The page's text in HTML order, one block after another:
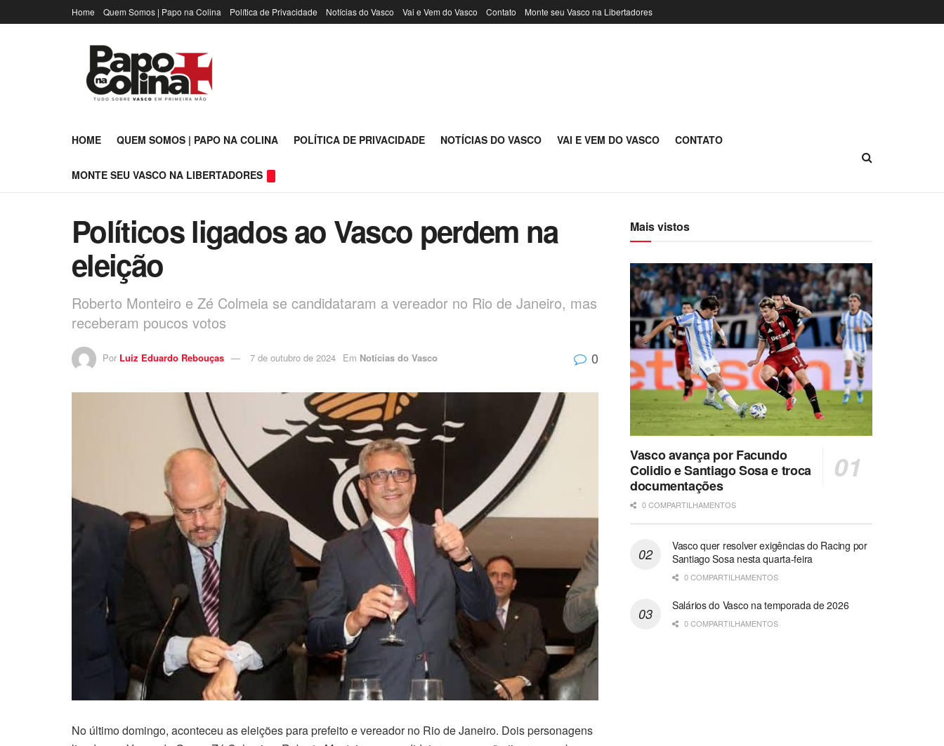
Home Quem Somos | Papo na Colina Política de Privacidade Notícias do Vasco Vai e Vem do Vasco Contato Monte seu Vasco na Libertadores
HOME QUEM SOMOS | PAPO NA COLINA POLÍTICA DE PRIVACIDADE NOTÍCIAS DO VASCO VAI E VEM DO VASCO CONTATO
MONTE SEU VASCO NA LIBERTADORES
Políticos ligados ao Vasco perdem na
eleição
Roberto Monteiro e Zé Colmeia se candidataram a vereador no Rio de Janeiro, mas
receberam poucos votos
Por Luiz Eduardo Rebouças 7 de outubro de 2024 Em Notícias do Vasco 0
No último domingo, aconteceu as eleições para prefeito e vereador no Rio de Janeiro. Dois personagens
Mais vistos
Vasco avança por Facundo
Colidio e Santiago Sosa e troca
documentações
0 COMPARTILHAMENTOS
Vasco quer resolver exigências do Racing por
Santiago Sosa nesta quarta-feira
0 COMPARTILHAMENTOS
Salários do Vasco na temporada de 2026
0 COMPARTILHAMENTOS